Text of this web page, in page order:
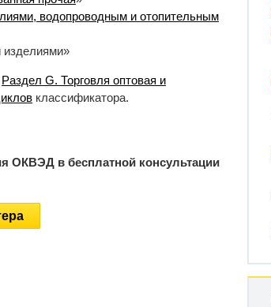
водопроводным и отопительным
изделиями»
Раздел G. Торговля оптовая и
классификатора.
ОКВЭД в бесплатной консультации